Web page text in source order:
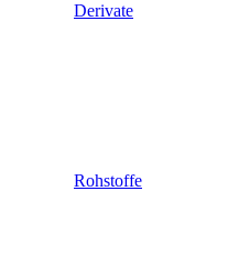
Derivate
Rohstoffe